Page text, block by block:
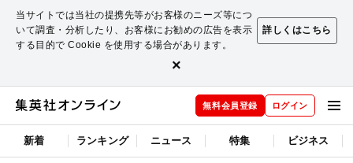
当サイトでは当社の提携先等がお客様のニーズ等につ
いて調査・分析したり、お客様にお勧めの広告を表示
する目的で Cookie を使用する場合があります。
詳しくはこちら
×
無料会員登録 ログイン
新着 ランキング ニュース 特集 ビジネス